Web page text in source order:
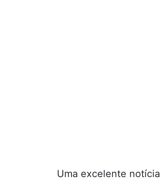
Uma excelente notícia